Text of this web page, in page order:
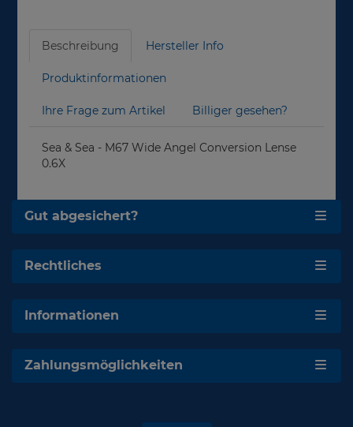
Beschreibung Hersteller Info
Produktinformationen
Ihre Frage zum Artikel Billiger gesehen?
Sea & Sea - M67 Wide Angel Conversion Lense
0.6X
Gut abgesichert?
Rechtliches
Informationen
Zahlungsmöglichkeiten